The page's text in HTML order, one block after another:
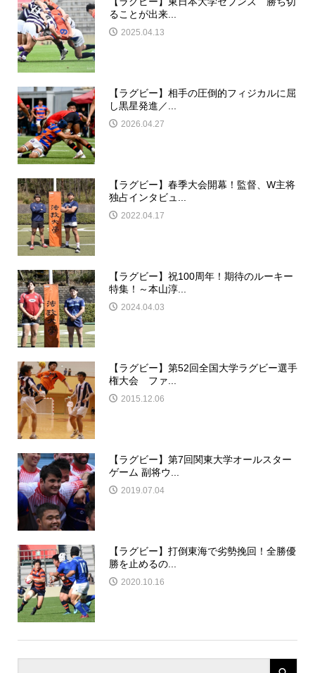
ることが出来...
2025.04.13
【ラグビー】相手の圧倒的フィジカルに屈
し黒星発進／...
2026.04.27
【ラグビー】春季大会開幕！監督、W主将
独占インタビュ...
2022.04.17
【ラグビー】祝100周年！期待のルーキー
特集！～本山淳...
2024.04.03
【ラグビー】第52回全国大学ラグビー選手
権大会 ファ...
2015.12.06
【ラグビー】第7回関東大学オールスター
ゲーム 副将ウ...
2019.07.04
【ラグビー】打倒東海で劣勢挽回！全勝優
勝を止めるの...
2020.10.16